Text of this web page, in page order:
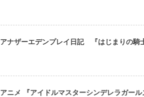
アナザーエデンプレイ日記 『はじまりの騎
アニメ 『アイドルマスターシンデレラガー